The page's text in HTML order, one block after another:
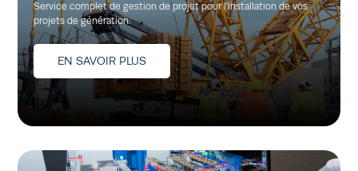
Service complet de gestion de projet pour l'installation de vos
projets de génération.
EN SAVOIR PLUS